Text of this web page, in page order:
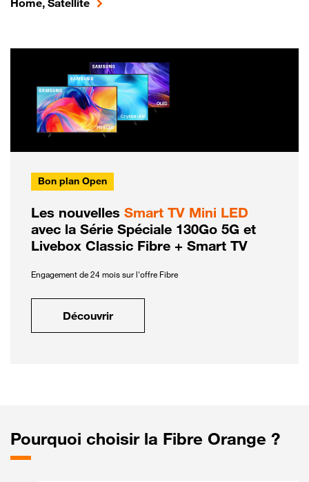
Home, Satellite
Bon plan Open
Les nouvelles Smart TV Mini LED
avec la Série Spéciale 130Go 5G et
Livebox Classic Fibre + Smart TV
Engagement de 24 mois sur l'offre Fibre
Découvrir
Pourquoi choisir la Fibre Orange ?